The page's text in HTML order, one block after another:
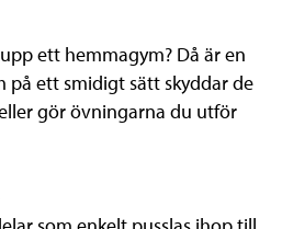
ett hemmagym? Då är en
på ett smidigt sätt skyddar de
gör övningarna du utför